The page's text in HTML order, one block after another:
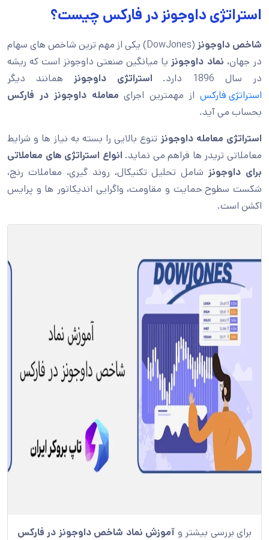
استراتژی داوجونز در فارکس چیست؟
شاخص داوجونز
(DowJones) یکی از مهم ترین شاخص های سهام
در جهان، نماد داوجونزیا میانگین صنعتی داوجونز است که ریشه
در سال 1896 دارد.
استراتژی داوجونز همانند دیگر
استراتژی فارکساز مهمترین اجرای معامله داوجونز در فارکس
بحساب می آید.
استراتژی معامله داوجونز تنوع بالایی را بسته به نیاز ها و شرایط
معاملاتی تریدر ها فراهم می نماید. انواع استراتژی های معاملاتی
برای داوجونزشامل تحلیل تکنیکال، روند گیری، معاملات رنج،
شکست سطوح حمایت و مقاومت، واگرایی اندیکاتور ها و پرایس
اکشن است.
برای بررسی بیشتر و آموزش نماد شاخص داوجونز در فارکس